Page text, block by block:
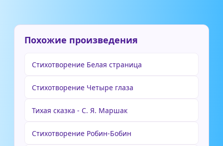
Похожие произведения
Стихотворение Белая страница
Стихотворение Четыре глаза
Тихая сказка - С. Я. Маршак
Стихотворение Робин-Бобин